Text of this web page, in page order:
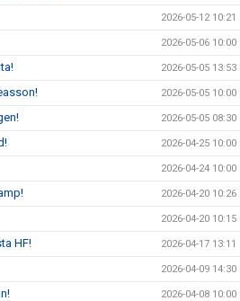
2026-05-12 10:21
2026-05-06 10:00
2026-05-05 13:53
2026-05-05 10:00
2026-05-05 08:30
2026-04-25 10:00
2026-04-24 10:00
2026-04-20 10:26
2026-04-20 10:15
HF! 2026-04-17 13:11
2026-04-09 14:30
2026-04-08 10:00